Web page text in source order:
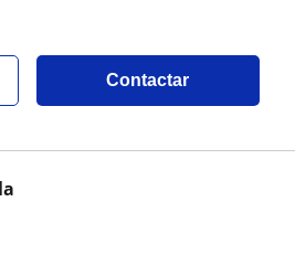
Contactar